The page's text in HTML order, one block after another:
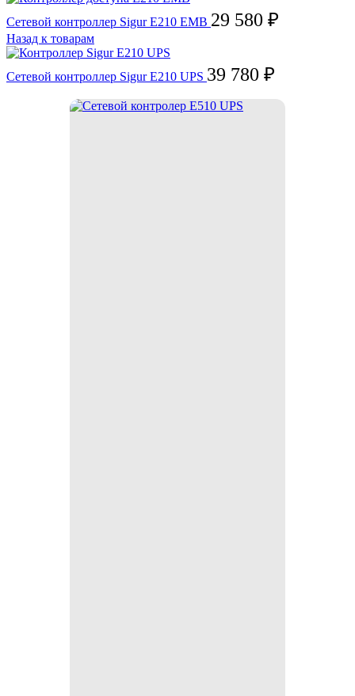
Сетевой контроллер Sigur Е210 EMB 29 580 ₽
Назад к товарам
Cетевой контроллер Sigur E210 UPS 39 780 ₽